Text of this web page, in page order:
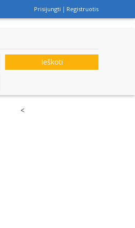
Prisijungti Registruotis
Ieškoti
<